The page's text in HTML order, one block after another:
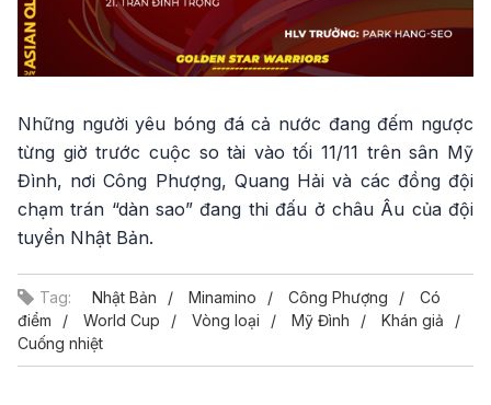
Những người yêu bóng đá cả nước đang đếm ngược
từng giờ trước cuộc so tài vào tối 11/11 trên sân Mỹ
Đình, nơi Công Phượng, Quang Hải và các đồng đội
chạm trán “dàn sao” đang thi đấu ở châu Âu của đội
tuyển Nhật Bản.
Tag: Nhật Bản Minamino Công Phượng
Có
điểm
World Cup Vòng loại Mỹ Đình
Khán giả
Cuống nhiệt